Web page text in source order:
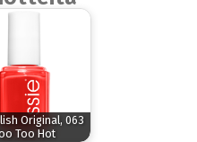
Original, 063
Too Hot